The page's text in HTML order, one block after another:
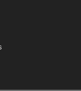
stap je